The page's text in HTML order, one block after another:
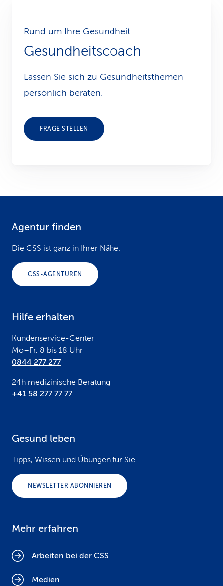
Rund um Ihre Gesundheit
Gesundheitscoach
Lassen Sie sich zu Gesundheits­themen
persönlich beraten.
FRAGE STELLEN
Agentur finden
Die CSS ist ganz in Ihrer Nähe.
CSS-AGENTUREN
Hilfe erhalten
Kundenservice-Center
Mo–Fr, 8 bis 18 Uhr
0844 277 277
24h medizinische Beratung
+41 58 277 77 77
Gesund leben
Tipps, Wissen und Übungen für Sie.
NEWSLETTER ABONNIEREN
Mehr erfahren
Arbeiten bei der CSS
Medien